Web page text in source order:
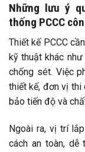
Những lưu ý
thống PCCC
Thiết kế PCCC
kỹ thuật khác
chống sét. Việc
thiết kế, đơn vị thi
bảo tiến độ và
Ngoài ra, vị trí
cách an toàn,